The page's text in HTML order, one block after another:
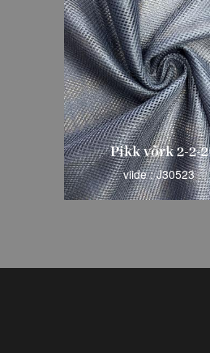
Heledad pikad
võrkpüksid 2-2
viide : J32858